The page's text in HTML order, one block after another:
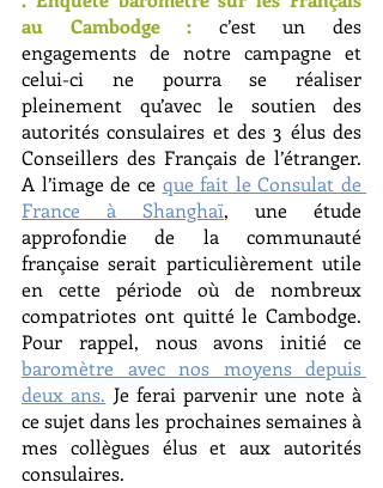
au Cambodge : c’est un des
engagements de notre campagne et
celui-ci ne pourra se réaliser
pleinement qu’avec le soutien des
autorités consulaires et des 3 élus des
Conseillers des Français de l’étranger.
A l’image de ce que fait le Consulat de
France à Shanghaï, une étude
approfondie de la communauté
française serait particulièrement utile
en cette période où de nombreux
compatriotes ont quitté le Cambodge.
baromètre avec nos moyens depuis
deux ans. Je ferai parvenir une note à
ce sujet dans les prochaines semaines à
mes collègues élus et aux autorités
consulaires.